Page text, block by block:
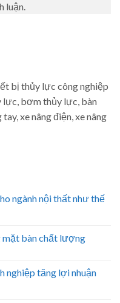
luận.
bị thủy lực công nghiệp
lực, bơm thủy lực, bàn
xe nâng điện, xe nâng
ngành nội thất như thế
mặt bàn chất lượng
nghiệp tăng lợi nhuận